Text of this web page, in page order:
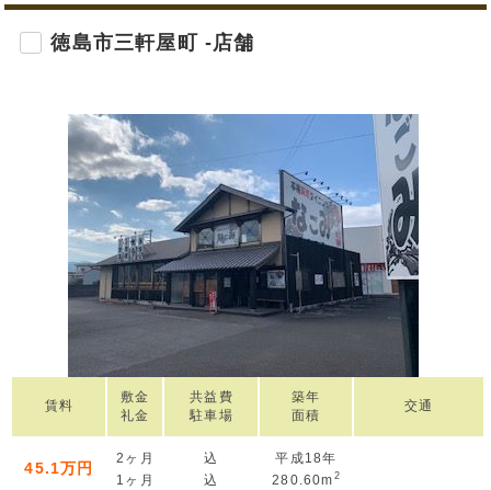
徳島市三軒屋町 -店舗
賃料
敷金
礼金
共益費
駐車場
築年
面積
交通
45.1万円
2ヶ月
1ヶ月
込
込
平成18年
280.60m 2